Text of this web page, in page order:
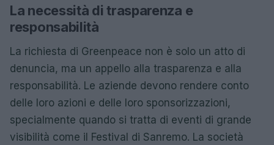
La necessità di trasparenza e
responsabilità
La richiesta di Greenpeace non è solo un atto di
denuncia, ma un appello alla trasparenza e alla
responsabilità. Le aziende devono rendere conto
delle loro azioni e delle loro sponsorizzazioni,
specialmente quando si tratta di eventi di grande
visibilità come il Festival di Sanremo. La società